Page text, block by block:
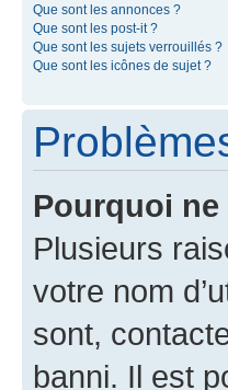
Que sont les annonces ?
Que sont les post-it ?
Que sont les sujets verrouillés ?
Que sont les icônes de sujet ?
Pourquoi
Plusieurs
votre nom
sont,
banni. Il est